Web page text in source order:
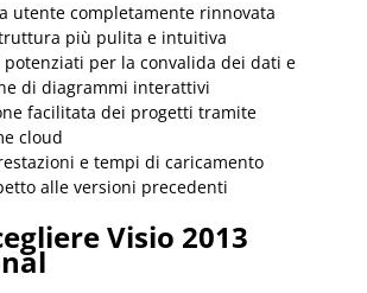
utente completamente rinnovata
più pulita e intuitiva
per la convalida dei dati e
di diagrammi interattivi
facilitata dei progetti tramite
cloud
e tempi di caricamento
alle versioni precedenti
Visio 2013